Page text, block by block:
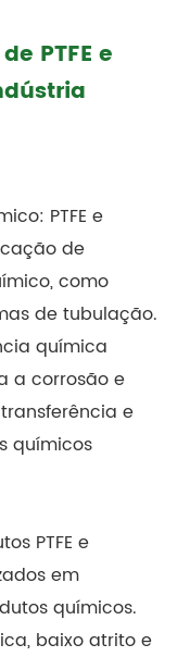
PTFE e
PTFE e
de
como
de tubulação.
química
a corrosão e
e
químicos
PTFE e
em
químicos.
baixo atrito e